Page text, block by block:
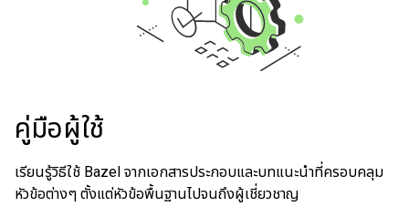
คู่มือผู้ใช้
เรียนรู้วิธีใช้ Bazel จากเอกสารประกอบและบทแนะนำที่ครอบคลุม
หัวข้อต่างๆ ตั้งแต่หัวข้อพื้นฐานไปจนถึงผู้เชี่ยวชาญ